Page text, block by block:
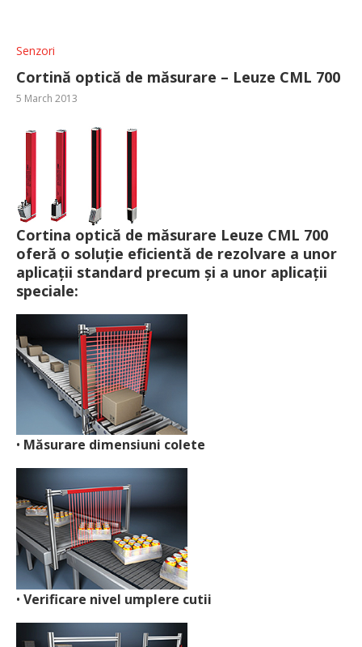
Senzori
Cortină optică de măsurare – Leuze CML 700
5 March 2013
Cortina optică de măsurare Leuze CML 700
oferă o soluție eficientă de rezolvare a unor
aplicații standard precum și a unor aplicații
speciale:
• Măsurare dimensiuni colete
• Verificare nivel umplere cutii